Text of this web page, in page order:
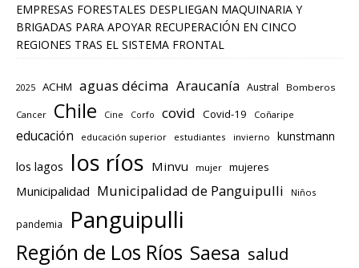
EMPRESAS FORESTALES DESPLIEGAN MAQUINARIA Y
BRIGADAS PARA APOYAR RECUPERACIÓN EN CINCO
REGIONES TRAS EL SISTEMA FRONTAL
2025 ACHM aguas décima Araucanía Austral Bomberos
Cancer Chile Cine Corfo covid Covid-19 Coñaripe
educación educación superior estudiantes invierno kunstmann
los lagos los ríos Minvu mujer mujeres
Municipalidad Municipalidad de Panguipulli Niños
pandemia Panguipulli
Región de Los Ríos Saesa salud